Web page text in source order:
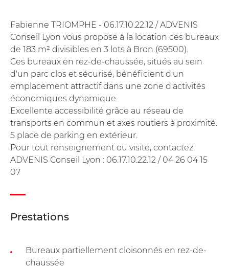
Fabienne TRIOMPHE - 06.17.10.22.12 / ADVENIS
Conseil Lyon vous propose à la location ces bureaux
de 183 m² divisibles en 3 lots à Bron (69500).
Ces bureaux en rez-de-chaussée, situés au sein
d'un parc clos et sécurisé, bénéficient d'un
emplacement attractif dans une zone d'activités
économiques dynamique.
Excellente accessibilité grâce au réseau de
transports en commun et axes routiers à proximité.
5 place de parking en extérieur.
Pour tout renseignement ou visite, contactez
ADVENIS Conseil Lyon : 06.17.10.22.12 / 04 26 04 15
07
Prestations
Bureaux partiellement cloisonnés en rez-de-
chaussée